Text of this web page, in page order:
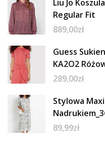
Liu Jo
Regular Fit
889,00zł
Guess
KA2O2
289,00zł
Stylowa
89,99zł